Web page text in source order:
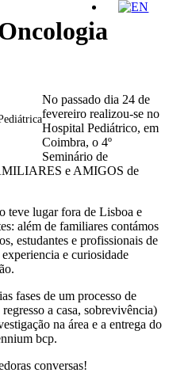
No passado dia 24 de
fevereiro realizou-se no
Hospital Pediátrico, em
Coimbra, o 4º
Seminário de
e AMIGOS de
teve lugar fora de Lisboa e
além de familiares contámos
estudantes e profissionais de
e curiosidade
fases de um processo de
a casa, sobrevivência)
na área e a entrega do
bcp.
conversas!